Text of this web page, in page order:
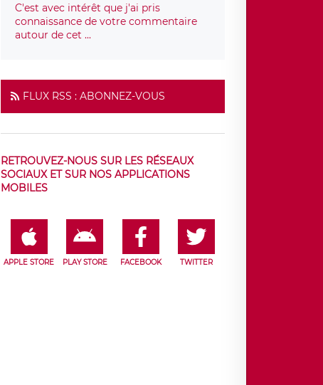
C'est avec intérêt que j'ai pris
connaissance de votre commentaire
autour de cet ...
FLUX RSS : ABONNEZ-VOUS
RETROUVEZ-NOUS SUR LES RÉSEAUX
SOCIAUX ET SUR NOS APPLICATIONS
MOBILES
APPLE STORE PLAY STORE FACEBOOK TWITTER